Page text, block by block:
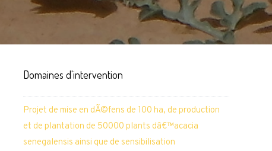
Domaines d'intervention
Projet de mise en dÃ©fens de 100 ha, de production
et de plantation de 50000 plants dâ€™acacia
senegalensis ainsi que de sensibilisation